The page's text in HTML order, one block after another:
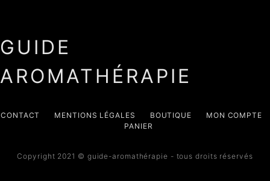
GUIDE
AROMATHÉRAPIE
CONTACT MENTIONS LÉGALES BOUTIQUE
MON COMPTE
PANIER
Copyright 2021 © guide-aromathérapie - tous droits réservés